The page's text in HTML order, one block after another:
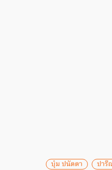
บุ๋ม ปนัดดา ปารี